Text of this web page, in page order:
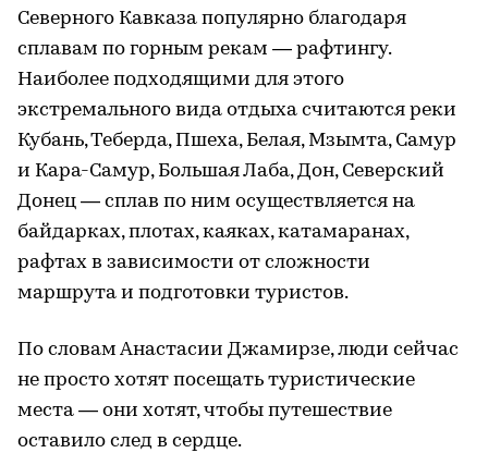
Северного Кавказа популярно благодаря
сплавам по горным рекам — рафтингу.
Наиболее подходящими для этого
экстремального вида отдыха считаются реки
Кубань, Теберда, Пшеха, Белая, Мзымта, Самур
и Кара-Самур, Большая Лаба, Дон, Северский
Донец — сплав по ним осуществляется на
байдарках, плотах, каяках, катамаранах,
рафтах в зависимости от сложности
маршрута и подготовки туристов.
По словам Анастасии Джамирзе, люди сейчас
не просто хотят посещать туристические
места — они хотят, чтобы путешествие
оставило след в сердце.